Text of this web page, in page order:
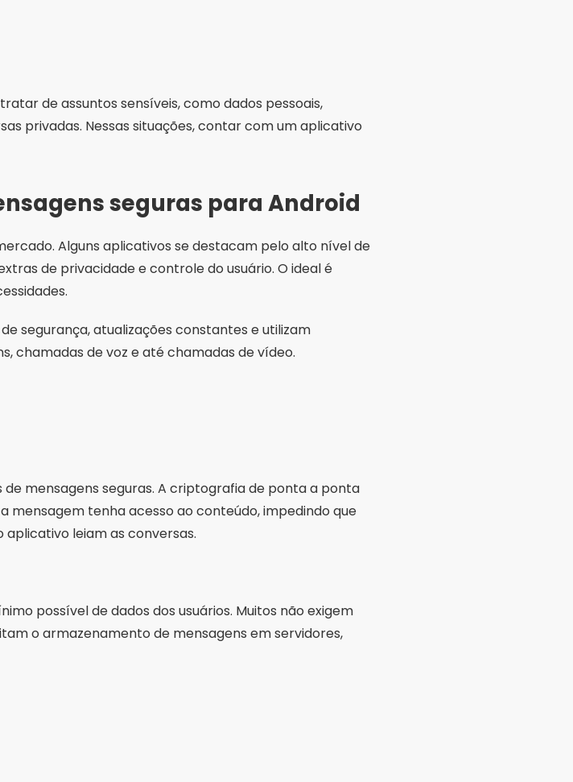
de assuntos sensíveis, como dados pessoais,
privadas. Nessas situações, contar com um aplicativo
seguras para Android
Alguns aplicativos se destacam pelo alto nível de
de privacidade e controle do usuário. O ideal é
segurança, atualizações constantes e utilizam
chamadas de voz e até chamadas de vídeo.
mensagens seguras. A criptografia de ponta a ponta
mensagem tenha acesso ao conteúdo, impedindo que
leiam as conversas.
possível de dados dos usuários. Muitos não exigem
o armazenamento de mensagens em servidores,